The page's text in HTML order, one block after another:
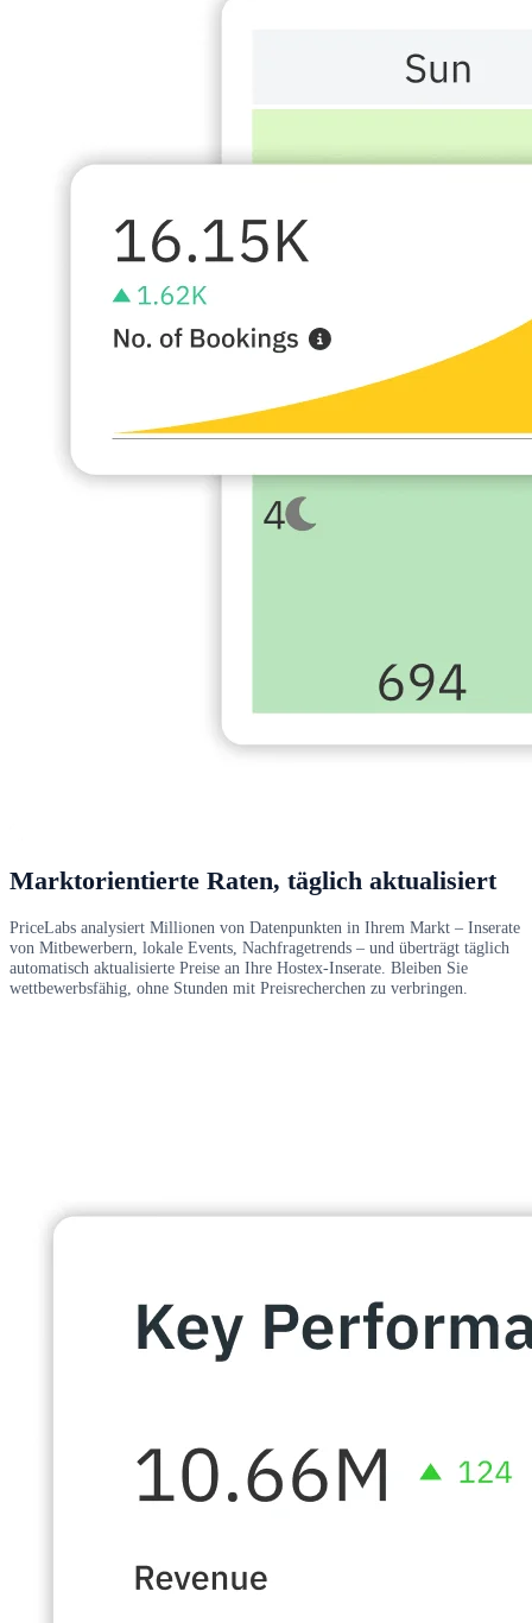
Marktorientierte Raten, täglich aktualisiert
PriceLabs analysiert Millionen von Datenpunkten in Ihrem Markt – Inserate
von Mitbewerbern, lokale Events, Nachfragetrends – und überträgt täglich
automatisch aktualisierte Preise an Ihre Hostex-Inserate. Bleiben Sie
wettbewerbsfähig, ohne Stunden mit Preisrecherchen zu verbringen.